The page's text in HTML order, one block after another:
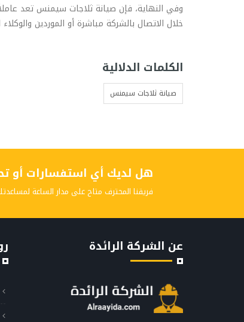
وفي النهاية، فإن صيانة ثلاجات سيمنس تعد
خلال الاتصال بالشركة مباشرة أو الموردين
الكلمات الدلالية
صيانة ثلاجات سيمنس
هل لديك أي استفسارات أو
فريقنا المحترف متاح على مدار الساعة
عن الشركة الرائدة